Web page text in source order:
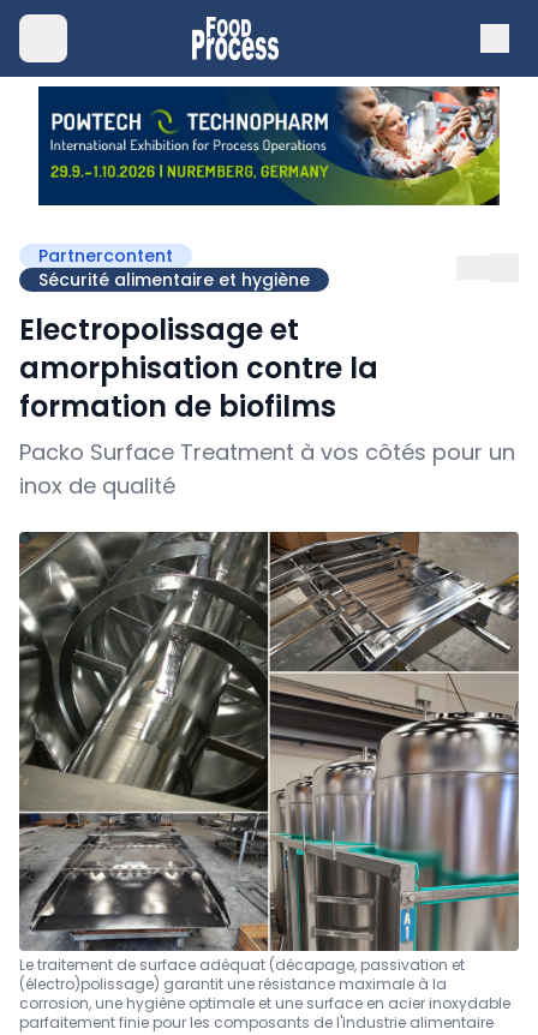
Partnercontent
Sécurité alimentaire et hygiène
Electropolissage et
amorphisation contre la
formation de biofilms
Packo Surface Treatment à vos côtés pour un
inox de qualité
Le traitement de surface adéquat (décapage, passivation et
(électro)polissage) garantit une résistance maximale à la
corrosion, une hygiène optimale et une surface en acier inoxydable
parfaitement finie pour les composants de l'industrie alimentaire